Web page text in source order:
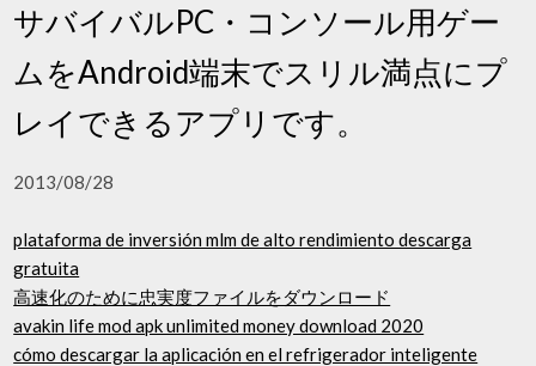
サバイバルPC・コンソール用ゲー
ムをAndroid端末でスリル満点にプ
レイできるアプリです。
2013/08/28
plataforma de inversión mlm de alto rendimiento descarga
gratuita
高速化のために忠実度ファイルをダウンロード
avakin life mod apk unlimited money download 2020
cómo descargar la aplicación en el refrigerador inteligente